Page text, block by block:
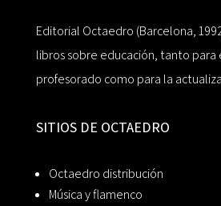
Editorial Octaedro (Barcelona,
libros sobre educación, tanto
profesorado como para la
SITIOS DE OCTAEDRO
Octaedro distribución
Música y flamenco